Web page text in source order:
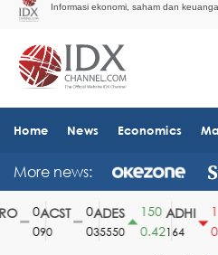
Informasi ekonomi, saham dan
Home News Economics
More news:
ACST
90
ADES
35550
150
0.42
ADHI
164